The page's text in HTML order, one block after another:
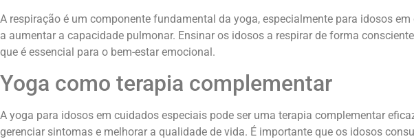
A respiração é um componente fundamental da yoga, especialmente para idosos
a aumentar a capacidade pulmonar. Ensinar os idosos a respirar de forma
que é essencial para o bem-estar emocional.
Yoga como terapia complementar
A yoga para idosos em cuidados especiais pode ser uma terapia complementar
gerenciar sintomas e melhorar a qualidade de vida. É importante que os idosos